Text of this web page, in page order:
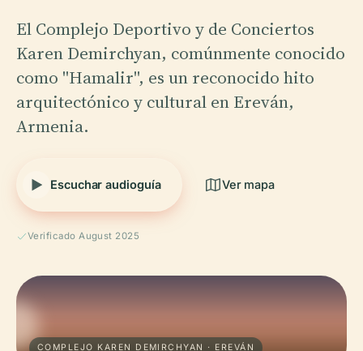
El Complejo Deportivo y de Conciertos
Karen Demirchyan, comúnmente conocido
como "Hamalir", es un reconocido hito
arquitectónico y cultural en Ereván,
Armenia.
Escuchar audioguía Ver mapa
Verificado August 2025
COMPLEJO KAREN DEMIRCHYAN · EREVÁN